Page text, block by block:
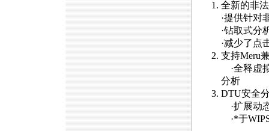
全新的非
·提供针对
·钻取式分
·减少了点
支持Meru
·全释虚
分析
DTU安全
·扩展动
·*于